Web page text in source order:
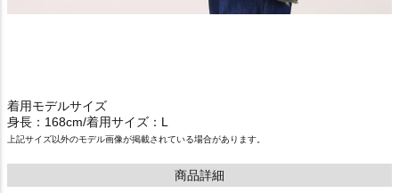
着用モデルサイズ
身長：168cm/着用サイズ：L
上記サイズ以外のモデル画像が掲載されている場合があります。
商品詳細